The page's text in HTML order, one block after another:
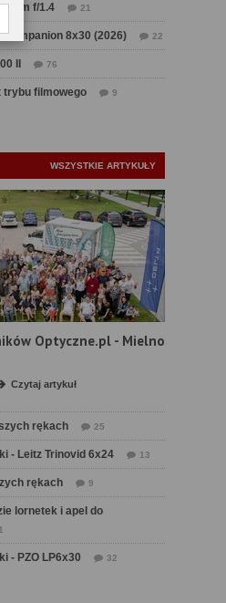
mm f/1.4 21
8x30 (2026) 22
II 76
trybu filmowego 9
WSZYSTKIE ARTYKUŁY
Optyczne.pl - Mielno
Czytaj artykuł
rękach 25
- Leitz Trinovid 6x24 13
rękach 9
lornetek i apel do
- PZO LP6x30 32